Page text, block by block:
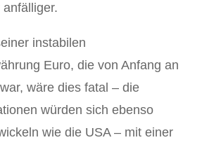
instabilen
Euro, die von Anfang an
wäre dies fatal – die
würden sich ebenso
wie die USA – mit einer